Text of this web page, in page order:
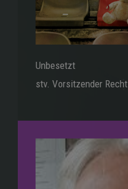
Unbesetzt
stv. Vorsitzender Recht